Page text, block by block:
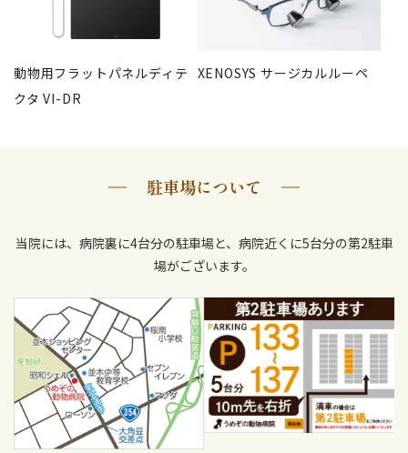
動物用フラットパネルディテ
クタ VI-DR
XENOSYS サージカルルーペ
駐車場について
当院には、病院裏に4台分の駐車場と、病院近くに5台分の第2駐車
場がございます。